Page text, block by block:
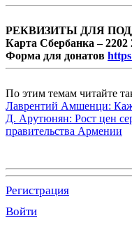
РЕКВИЗИТЫ ДЛЯ
Карта Сбербанка – 2202
Форма для донатов
По этим темам читайте
Лаврентий Амшенци:
Д. Арутюнян: Рост цен
правительства Армении
Регистрация
Войти